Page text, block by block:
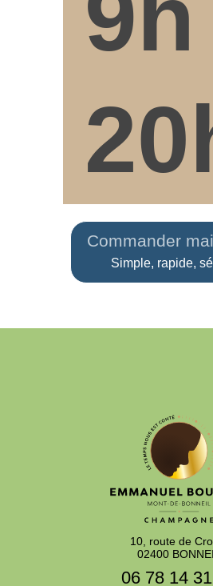
Commander
Simple, rapide,
10, route de
02400
06 78 14